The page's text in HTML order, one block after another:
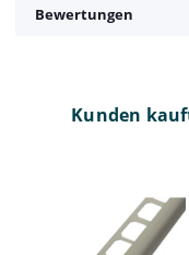
Bewertungen
Kunden